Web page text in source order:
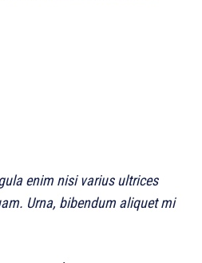
enim nisi varius ultrices
Urna, bibendum aliquet mi